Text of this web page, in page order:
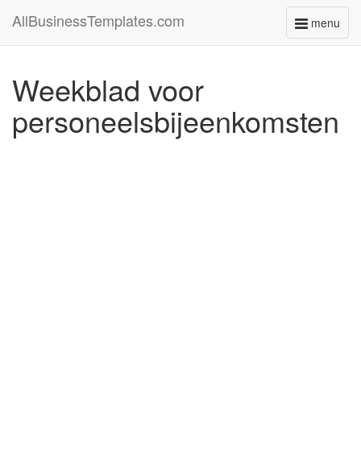
menu
Toggle
AllBusinessTemplates.com
Weekblad voor
personeelsbijeenkomsten